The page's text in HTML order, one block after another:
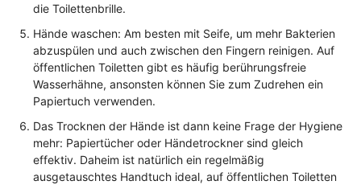
die Toilettenbrille.
Hände waschen: Am besten mit Seife, um mehr Bakterien
abzuspülen und auch zwischen den Fingern reinigen. Auf
öffentlichen Toiletten gibt es häufig berührungsfreie
Wasserhähne, ansonsten können Sie zum Zudrehen ein
Papiertuch verwenden.
Das Trocknen der Hände ist dann keine Frage der Hygiene
mehr: Papiertücher oder Händetrockner sind gleich
effektiv. Daheim ist natürlich ein regelmäßig
ausgetauschtes Handtuch ideal, auf öffentlichen Toiletten